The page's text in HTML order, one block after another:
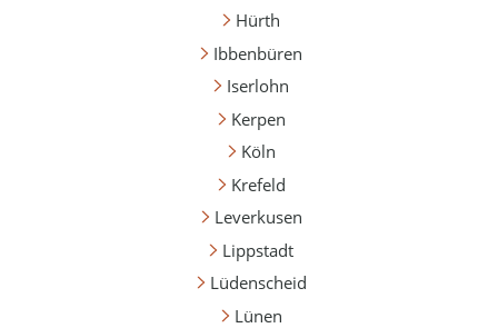
Hürth
Ibbenbüren
Iserlohn
Kerpen
Köln
Krefeld
Leverkusen
Lippstadt
Lüdenscheid
Lünen